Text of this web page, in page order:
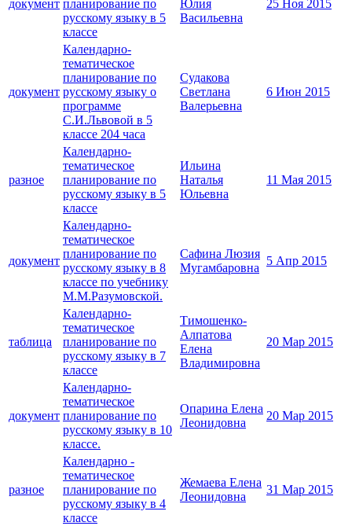
документ планирование по
русскому языку в 5
классе
Юлия
Васильевна
25 Ноя 2015
документ
Календарно-
тематическое
планирование по
русскому языку о
программе
С.И.Львовой в 5
классе 204 часа
Судакова
Светлана
Валерьевна
6 Июн 2015
разное
Календарно-
тематическое
планирование по
русскому языку в 5
классе
Ильина
Наталья
Юльевна
11 Мая 2015
документ
Календарно-
тематическое
планирование по
русскому языку в 8
классе по учебнику
М.М.Разумовской.
Сафина Люзия
Мугамбаровна
5 Апр 2015
таблица
Календарно-
тематическое
планирование по
русскому языку в 7
классе
Тимошенко-
Алпатова
Елена
Владимировна
20 Мар 2015
документ
Календарно-
тематическое
планирование по
русскому языку в 10
классе.
Опарина Елена
Леонидовна
20 Мар 2015
разное
Календарно -
тематическое
планирование по
русскому языку в 4
классе
Жемаева Елена
Леонидовна
31 Мар 2015